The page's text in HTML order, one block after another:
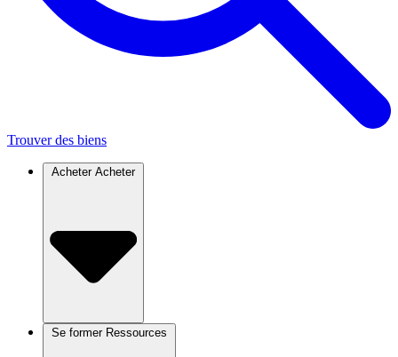
Trouver des biens
Acheter Acheter
Se former